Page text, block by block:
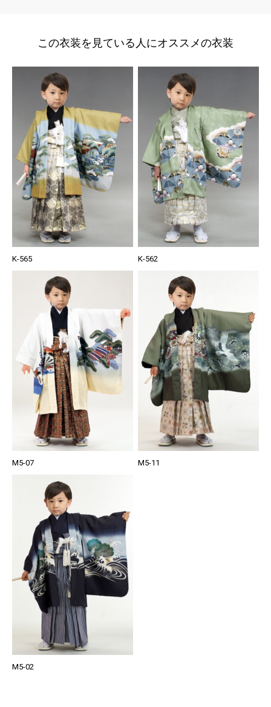
この衣装を見ている人にオススメの衣装
K-565 K-562
M5-07 M5-11
M5-02